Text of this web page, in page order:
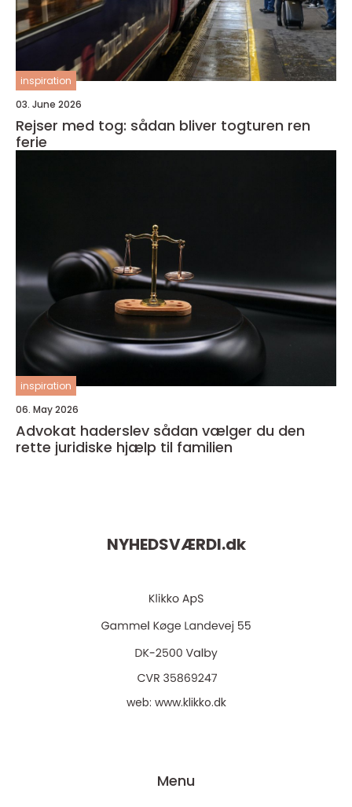
inspiration
03. June 2026
Rejser med tog: sådan bliver togturen ren
ferie
inspiration
06. May 2026
Advokat haderslev sådan vælger du den
rette juridiske hjælp til familien
NYHEDSVÆRDI.dk
web: www.klikko.dk
Menu